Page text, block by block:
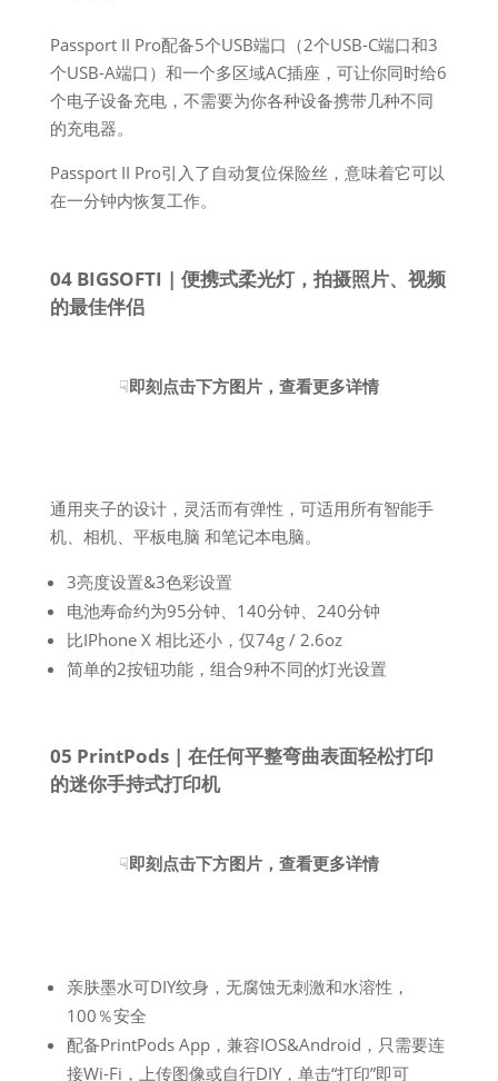
Passport II Pro配备5个USB端口（2个USB-C端口和3
个USB-A端口）和一个多区域AC插座，可让你同时给6
个电子设备充电，不需要为你各种设备携带几种不同
的充电器。
Passport II Pro引入了自动复位保险丝，意味着它可以
在一分钟内恢复工作。
04 BIGSOFTI | 便携式柔光灯，拍摄照片、视频
的最佳伴侣
☟即刻点击下方图片，查看更多详情
通用夹子的设计，灵活而有弹性，可适用所有智能手
机、相机、平板电脑 和笔记本电脑。
3亮度设置&3色彩设置
电池寿命约为95分钟、140分钟、240分钟
比IPhone X 相比还小，仅74g / 2.6oz
简单的2按钮功能，组合9种不同的灯光设置
05 PrintPods | 在任何平整弯曲表面轻松打印
的迷你手持式打印机
☟即刻点击下方图片，查看更多详情
亲肤墨水可DIY纹身，无腐蚀无刺激和水溶性，
100％安全
配备PrintPods App，兼容IOS&Android，只需要连
接Wi-Fi，上传图像或自行DIY，单击“打印”即可